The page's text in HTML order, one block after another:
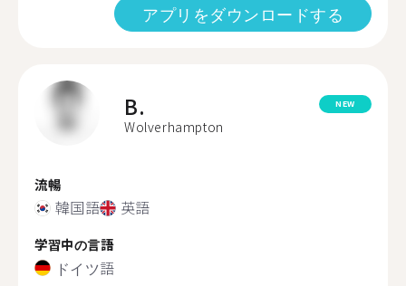
アプリをダウンロードする
B.
Wolverhampton
NEW
流暢
韓国語 英語
学習中の言語
ドイツ語